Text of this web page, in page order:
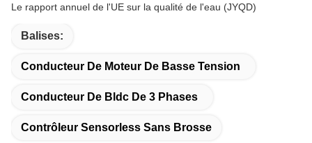
Le rapport annuel de l'UE sur la qualité de l'eau (JYQD)
Balises:
Conducteur De Moteur De Basse Tension
Conducteur De Bldc De 3 Phases
Contrôleur Sensorless Sans Brosse